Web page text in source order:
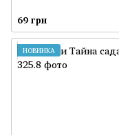
69 грн
НОВИНКА